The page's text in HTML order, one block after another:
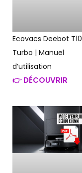
Ecovacs Deebot T10
Turbo | Manuel
d’utilisation
👉 DÉCOUVRIR